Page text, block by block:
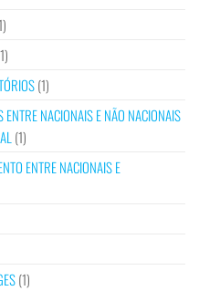
(1)
NACIONAIS E NÃO NACIONAIS
(1)
ENTRE NACIONAIS E
(1)